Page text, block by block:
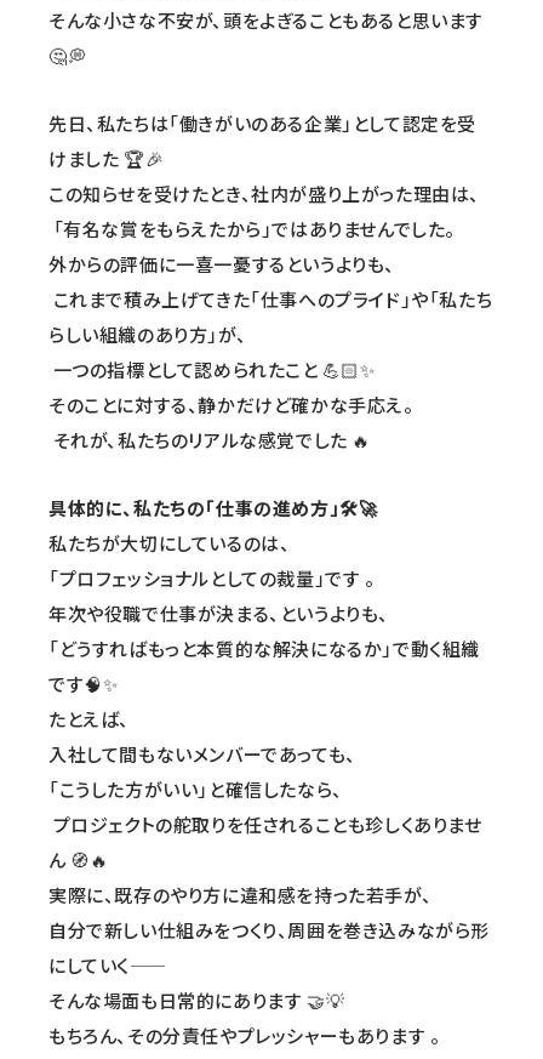
そんな小さな不安が、頭をよぎることもあると思います
🤔💭
先日、私たちは「働きがいのある企業」として認定を受
けました 🏆🎉
この知らせを受けたとき、社内が盛り上がった理由は、
「有名な賞をもらえたから」ではありませんでした。
外からの評価に一喜一憂するというよりも、
これまで積み上げてきた「仕事へのプライド」や「私たち
らしい組織のあり方」が、
一つの指標として認められたこと 💪🏻✨
そのことに対する、静かだけど確かな手応え。
それが、私たちのリアルな感覚でした 🔥
具体的に、私たちの「仕事の進め方」🛠️🚀
私たちが大切にしているのは、
「プロフェッショナルとしての裁量」です 。
年次や役職で仕事が決まる、というよりも、
「どうすればもっと本質的な解決になるか」で動く組織
です🧠✨
たとえば、
入社して間もないメンバーであっても、
「こうした方がいい」と確信したなら、
プロジェクトの舵取りを任されることも珍しくありませ
ん 🧭🔥
実際に、既存のやり方に違和感を持った若手が、
自分で新しい仕組みをつくり、周囲を巻き込みながら形
にしていく――
そんな場面も日常的にあります 🤝💡
もちろん、その分責任やプレッシャーもあります 。